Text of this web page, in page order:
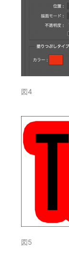
図4
図5